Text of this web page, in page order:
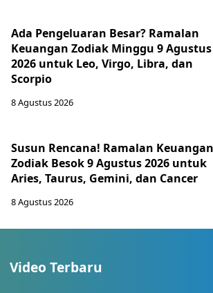
Ada Pengeluaran Besar? Ramalan
Keuangan Zodiak Minggu 9 Agustus
2026 untuk Leo, Virgo, Libra, dan
Scorpio
8 Agustus 2026
Susun Rencana! Ramalan Keuangan
Zodiak Besok 9 Agustus 2026 untuk
Aries, Taurus, Gemini, dan Cancer
8 Agustus 2026
Video Terbaru